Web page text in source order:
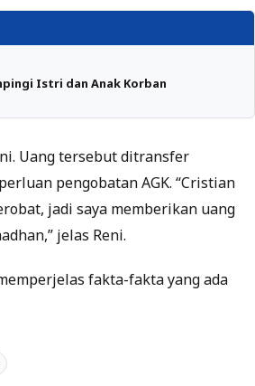
Istri dan Anak Korban
Uang tersebut ditransfer
pengobatan AGK. “Cristian
jadi saya memberikan uang
jelas Reni.
fakta-fakta yang ada